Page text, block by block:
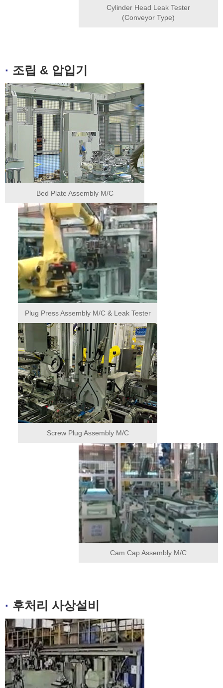
Cylinder Head Leak Tester
(Conveyor Type)
· 조립 & 압입기
Bed Plate Assembly M/C
Plug Press Assembly M/C & Leak Tester
Screw Plug Assembly M/C
Cam Cap Assembly M/C
· 후처리 사상설비